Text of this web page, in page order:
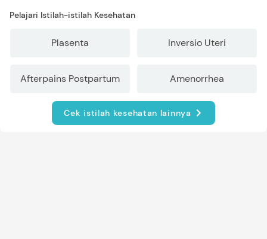
Pelajari Istilah-istilah Kesehatan
Plasenta Inversio Uteri
Afterpains Postpartum Amenorrhea
Cek istilah kesehatan lainnya